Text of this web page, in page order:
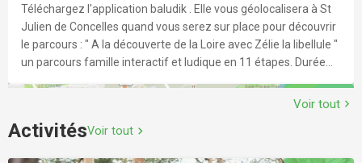
Téléchargez l'application baludik . Elle vous géolocalisera à St
Julien de Concelles quand vous serez sur place pour découvrir
le parcours : " A la découverte de la Loire avec Zélie la libellule "
un parcours famille interactif et ludique en 11 étapes. Durée
IOS. Téléchargement via Qr code avec de la wifi ou de la 4g.
explore
Voir tout chevron_right
ActivitésVoir tout chevron_right